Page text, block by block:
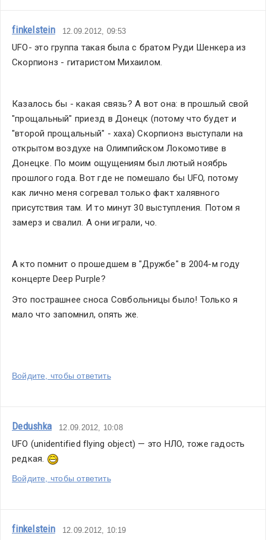
finkelstein 12.09.2012, 09:53
UFO- это группа такая была с братом Руди Шенкера из
Скорпионз - гитаристом Михаилом.
Казалось бы - какая связь? А вот она: в прошлый свой
"прощальный" приезд в Донецк (потому что будет и
"второй прощальный" - хаха) Скорпионз выступали на
открытом воздухе на Олимпийском Локомотиве в
Донецке. По моим ощущениям был лютый ноябрь
прошлого года. Вот где не помешало бы UFO, потому
как лично меня согревал только факт халявного
присутствия там. И то минут 30 выступления. Потом я
замерз и свалил. А они играли, чо.
А кто помнит о прошедшем в "Дружбе" в 2004-м году
концерте Deep Purple?
Это пострашнее сноса Совбольницы было! Только я
мало что запомнил, опять же.
Войдите, чтобы ответить
Dedushka 12.09.2012, 10:08
UFO (unidentified flying object) — это НЛО, тоже гадость
редкая.
Войдите, чтобы ответить
finkelstein 12.09.2012, 10:19